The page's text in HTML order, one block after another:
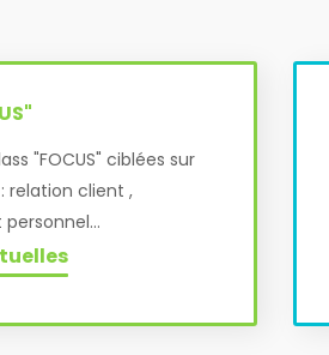
"FOCUS" ciblées sur
relation client ,